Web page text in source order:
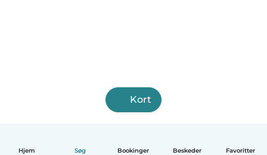
Hjem Søg Bookinger Beskeder Favoritter
Kort